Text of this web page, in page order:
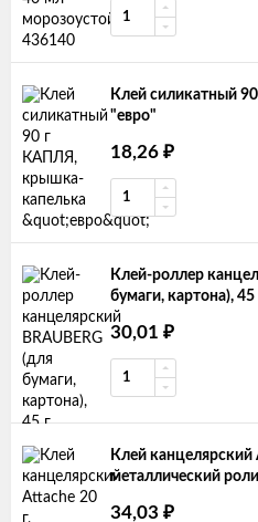
Клей силикатный
"евро"
18,26 ₽
Клей-роллер
бумаги, картона), 45
30,01 ₽
Клей канцелярский
металлический
34,03 ₽